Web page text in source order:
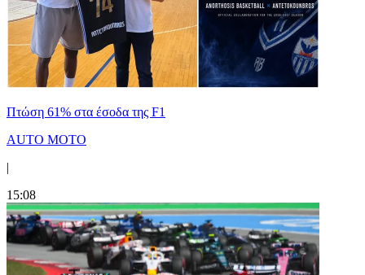
Πτώση 61% στα έσοδα της F1
AUTO MOTO
|
15:08